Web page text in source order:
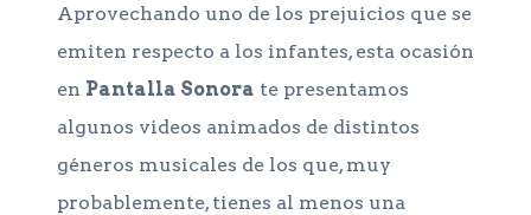
Aprovechando uno de los prejuicios que se
emiten respecto a los infantes, esta ocasión
en Pantalla Sonora te presentamos
algunos videos animados de distintos
géneros musicales de los que, muy
probablemente, tienes al menos una